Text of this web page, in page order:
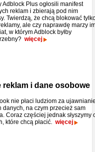
Adblock Plus ogłosili manifest
reklam i zbierają pod nim
Twierdzą, że chcą blokować
ale czy naprawdę marzy
w którym Adblock byłby
więcej
reklam i dane osobowe
nie płaci ludziom za
danych, na czym przecież sam
Coraz częściej jednak słyszymy
które chcą płacić. więcej